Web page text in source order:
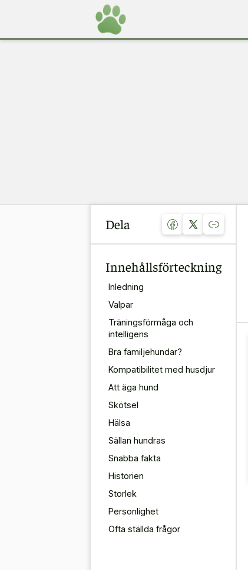
Dela
Innehållsförteckning
Inledning
Valpar
Träningsförmåga och
intelligens
Bra familjehundar?
Kompatibilitet med husdjur
Att äga hund
Skötsel
Hälsa
Sällan hundras
Snabba fakta
Historien
Storlek
Personlighet
Ofta ställda frågor